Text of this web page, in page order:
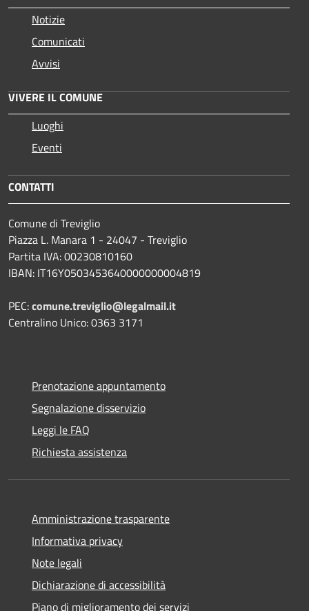
Notizie
Comunicati
Avvisi
VIVERE IL COMUNE
Luoghi
Eventi
CONTATTI
Comune di Treviglio
Piazza L. Manara 1 - 24047 - Treviglio
Partita IVA: 00230810160
IBAN: IT16Y0503453640000000004819
PEC:comune.treviglio@legalmail.it
Centralino Unico: 0363 3171
Prenotazione appuntamento
Segnalazione disservizio
Leggi le FAQ
Richiesta assistenza
Amministrazione trasparente
Informativa privacy
Note legali
Dichiarazione di accessibilità
Piano di miglioramento dei servizi